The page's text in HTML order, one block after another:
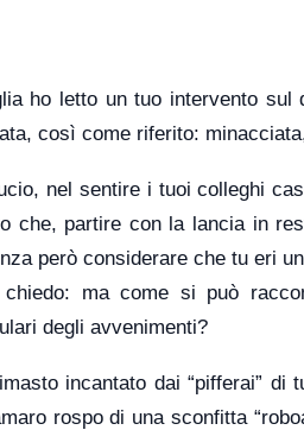
ho letto un tuo intervento
così come riferito:
nel sentire i tuoi colleghi
che, partire con la lancia in
però considerare che tu eri
ma come si può
degli avvenimenti?
incantato dai “pifferai”
rospo di una sconfitta